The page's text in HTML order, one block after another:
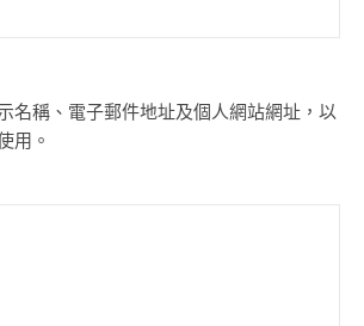
名稱、電子郵件地址及個人網站網址，以
用。